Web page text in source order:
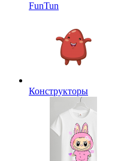
FunTun
Конструкторы